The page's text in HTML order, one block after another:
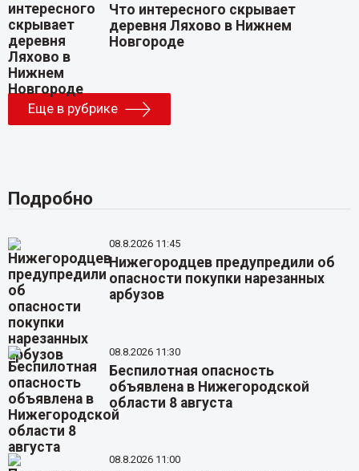
Что интересного скрывает
деревня Ляхово в Нижнем
Новгороде
Еще в рубрике
Подробно
08.8.2026 11:45
Нижегородцев предупредили об
опасности покупки нарезанных
арбузов
08.8.2026 11:30
Беспилотная опасность
объявлена в Нижегородской
области 8 августа
08.8.2026 11:00